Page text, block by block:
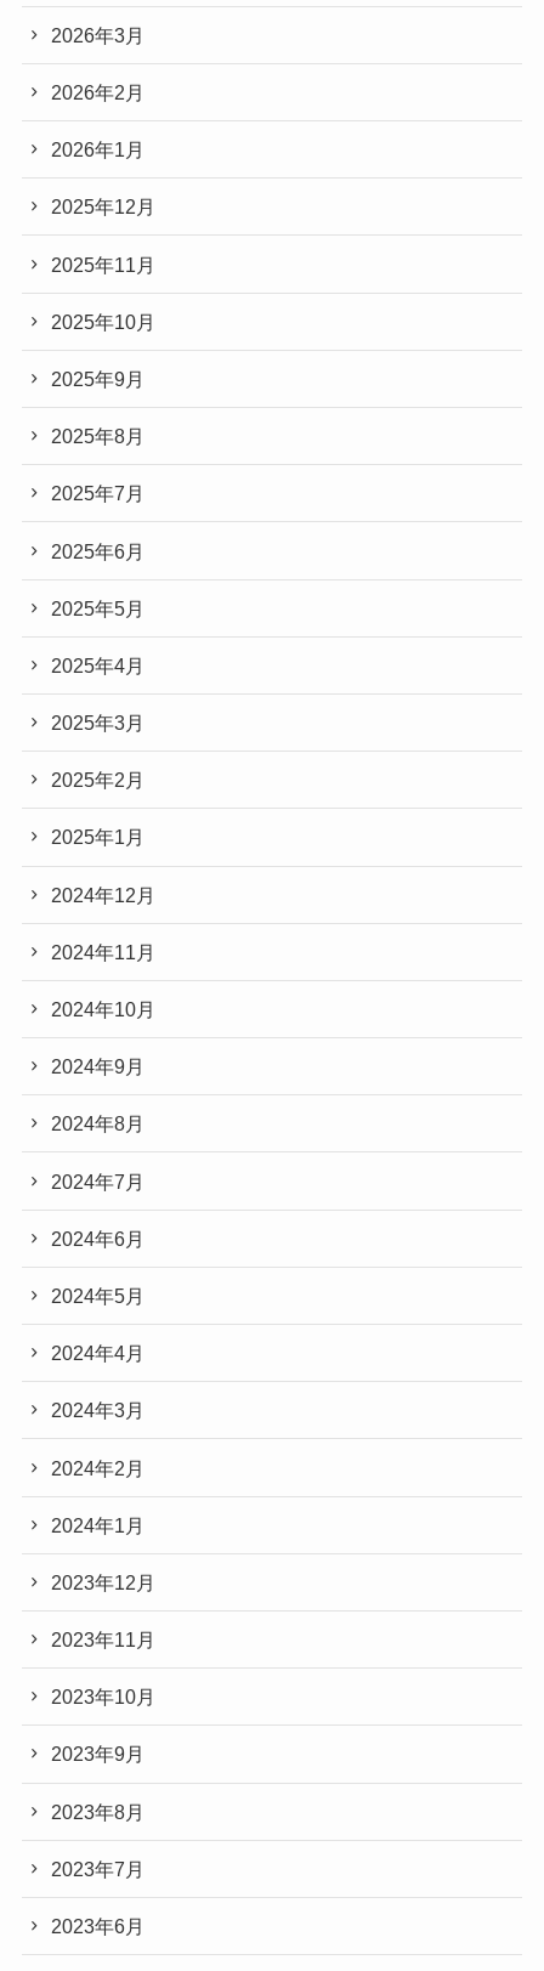
2026年3月
2026年2月
2026年1月
2025年12月
2025年11月
2025年10月
2025年9月
2025年8月
2025年7月
2025年6月
2025年5月
2025年4月
2025年3月
2025年2月
2025年1月
2024年12月
2024年11月
2024年10月
2024年9月
2024年8月
2024年7月
2024年6月
2024年5月
2024年4月
2024年3月
2024年2月
2024年1月
2023年12月
2023年11月
2023年10月
2023年9月
2023年8月
2023年7月
2023年6月